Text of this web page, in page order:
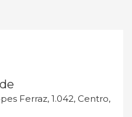
Ferraz, 1.042, Centro,